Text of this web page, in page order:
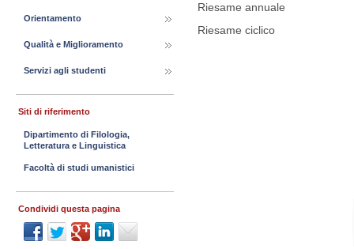
Riesame annuale
Riesame ciclico
Orientamento
Qualità e Miglioramento
Servizi agli studenti
Siti di riferimento
Dipartimento di Filologia,
Letteratura e Linguistica
Facoltà di studi umanistici
Condividi questa pagina